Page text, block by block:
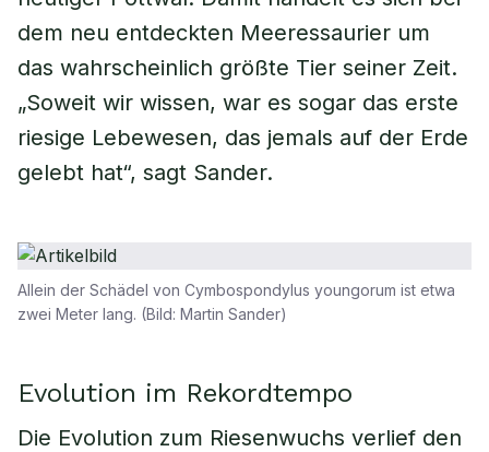
dem neu entdeckten Meeressaurier um
das wahrscheinlich größte Tier seiner Zeit.
„Soweit wir wissen, war es sogar das erste
riesige Lebewesen, das jemals auf der Erde
gelebt hat“, sagt Sander.
Allein der Schädel von Cymbospondylus youngorum ist etwa
zwei Meter lang. (Bild: Martin Sander)
Evolution im Rekordtempo
Die Evolution zum Riesenwuchs verlief den